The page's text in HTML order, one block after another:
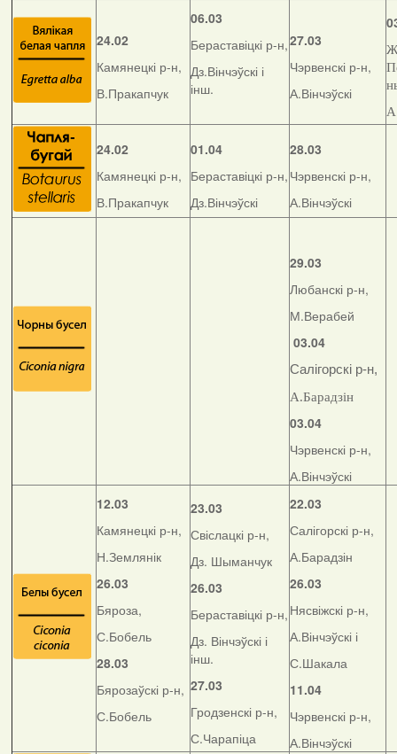
24.02
Камянецкі р-н,
В.Пракапчук
06.03
Бераставіцкі р-н,
Дз.Вінчэўскі і
інш.
27.03
Чэрвенскі р-н,
А.Вінчэўскі
24.02
Камянецкі р-н,
В.Пракапчук
01.04
Бераставіцкі р-н,
Дз.Вінчэўскі
28.03
Чэрвенскі р-н,
А.Вінчэўскі
29.03
Любанскі р-н,
М.Верабей
03.04
Салігорскі р-н,
А.Барадзін
03.04
Чэрвенскі р-н,
А.Вінчэўскі
12.03
Камянецкі р-н,
Н.Землянік
26.03
Бяроза,
С.Бобель
28.03
Бярозаўскі р-н,
С.Бобель
23.03
Свіслацкі р-н,
Дз. Шыманчук
26.03
Бераставіцкі р-н,
Дз. Вінчэўскі і
інш.
27.03
Гродзенскі р-н,
С.Чарапіца
22.03
Салігорскі р-н,
А.Барадзін
26.03
Нясвіжскі р-н,
А.Вінчэўскі і
С.Шакала
11.04
Чэрвенскі р-н,
А.Вінчэўскі